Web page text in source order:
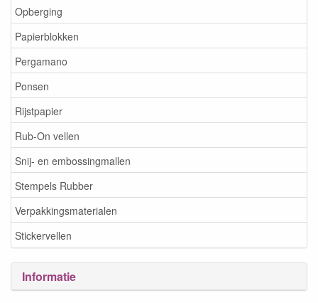
Opberging
Papierblokken
Pergamano
Ponsen
Rijstpapier
Rub-On vellen
Snij- en embossingmallen
Stempels Rubber
Verpakkingsmaterialen
Stickervellen
Informatie